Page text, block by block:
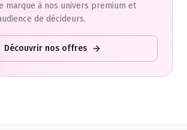
marque à nos univers premium et
de décideurs.
Découvrir nos offres